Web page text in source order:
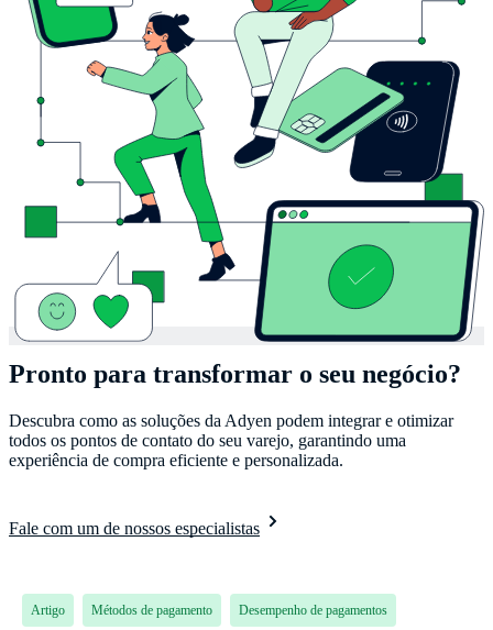
Pronto para transformar o seu negócio?
Descubra como as soluções da Adyen podem integrar e otimizar
todos os pontos de contato do seu varejo, garantindo uma
experiência de compra eficiente e personalizada.
Fale com um de nossos especialistas
Artigo Métodos de pagamento Desempenho de pagamentos